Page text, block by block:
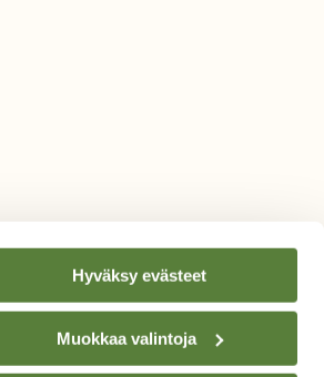
Hyväksy evästeet
Muokkaa valintoja
SUOMEN